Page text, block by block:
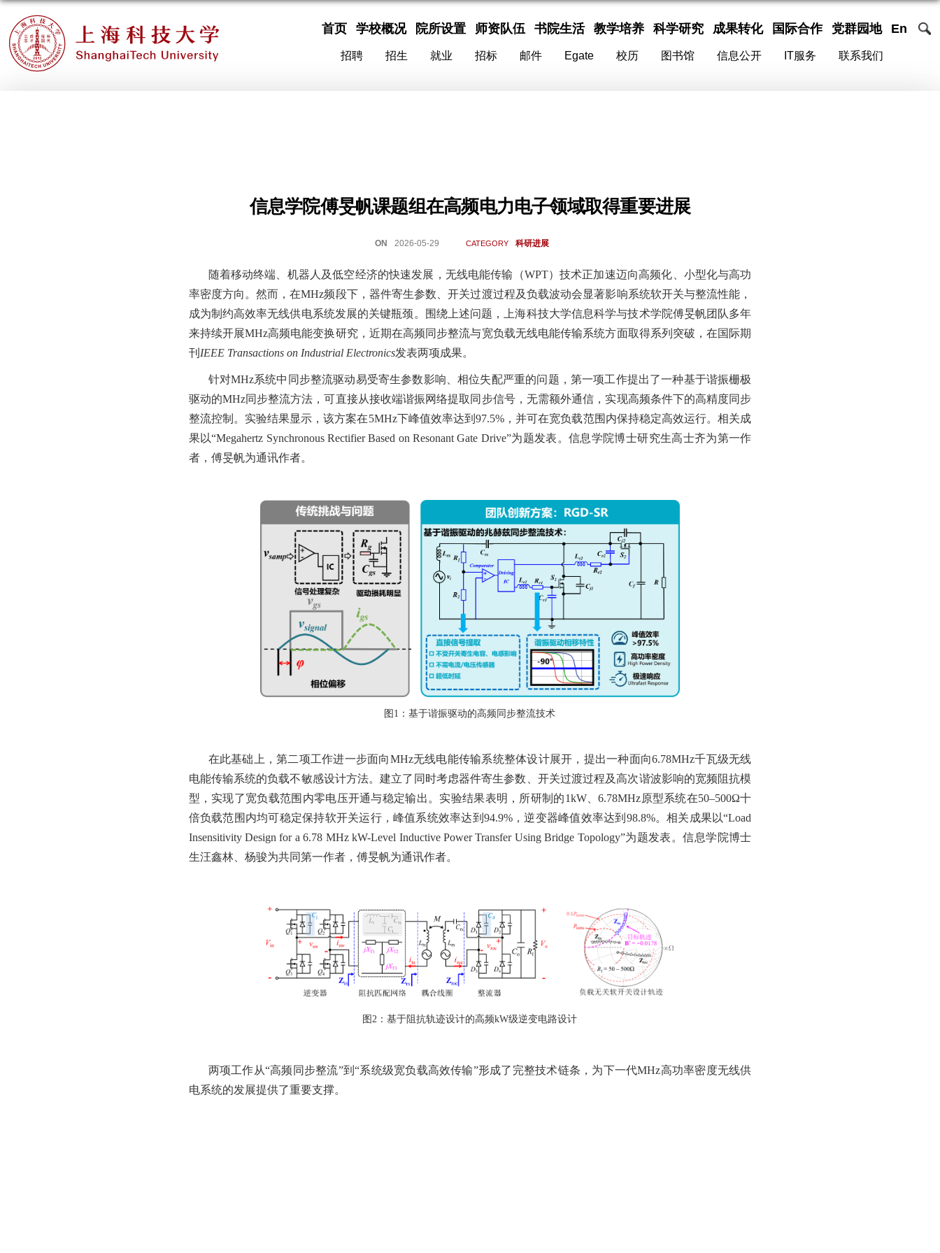
首页 学校概况 院所设置 师资队伍 书院生活 教学培养 科学研究 成果转化 国际合作 党群园地 En
招聘 招生 就业 招标 邮件 Egate 校历 图书馆 信息公开 IT服务 联系我们
信息学院傅旻帆课题组在高频电力电子领域取得重要进展
ON 2026-05-29 CATEGORY 科研进展
随着移动终端、机器人及低空经济的快速发展，无线电能传输（WPT）技术正加速迈向高频化、小型化与高功
率密度方向。然而，在MHz频段下，器件寄生参数、开关过渡过程及负载波动会显著影响系统软开关与整流性能，
成为制约高效率无线供电系统发展的关键瓶颈。围绕上述问题，上海科技大学信息科学与技术学院傅旻帆团队多年
来持续开展MHz高频电能变换研究，近期在高频同步整流与宽负载无线电能传输系统方面取得系列突破，在国际期
刊 IEEE Transactions on Industrial Electronics发表两项成果。
针对MHz系统中同步整流驱动易受寄生参数影响、相位失配严重的问题，第一项工作提出了一种基于谐振栅极
驱动的MHz同步整流方法，可直接从接收端谐振网络提取同步信号，无需额外通信，实现高频条件下的高精度同步
整流控制。实验结果显示，该方案在5MHz下峰值效率达到97.5%，并可在宽负载范围内保持稳定高效运行。相关成
果以“Megahertz Synchronous Rectifier Based on Resonant Gate Drive”为题发表。信息学院博士研究生高士齐为第一作
者，傅旻帆为通讯作者。
图 1：基于谐振驱动的高频同步整流技术
在此基础上，第二项工作进一步面向MHz无线电能传输系统整体设计展开，提出一种面向6.78MHz千瓦级无线
电能传输系统的负载不敏感设计方法。建立了同时考虑器件寄生参数、开关过渡过程及高次谐波影响的宽频阻抗模
型，实现了宽负载范围内零电压开通与稳定输出。实验结果表明，所研制的1kW、6.78MHz原型系统在50–500Ω十
倍负载范围内均可稳定保持软开关运行，峰值系统效率达到94.9%，逆变器峰值效率达到98.8%。相关成果以“Load
Insensitivity Design for a 6.78 MHz kW-Level Inductive Power Transfer Using Bridge Topology”为题发表。信息学院博士
生汪鑫林、杨骏为共同第一作者，傅旻帆为通讯作者。
图2：基于阻抗轨迹设计的高频kW级逆变电路设计
两项工作从“高频同步整流”到“系统级宽负载高效传输”形成了完整技术链条，为下一代MHz高功率密度无线供
电系统的发展提供了重要支撑。